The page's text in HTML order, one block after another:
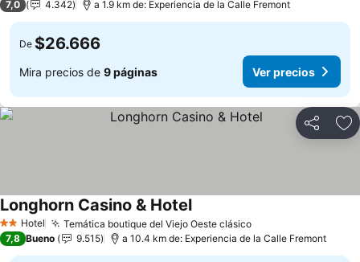
7,0 4.342 a 1.9 km de: Experiencia de la Calle Fremont
De $26.666
Mira precios de 9 páginas Ver precios
Compartir
2 Estrellas
Hotel Temática boutique del Viejo Oeste clásicoVer precios
Longhorn Casino & HotelVer precios
7,8 Bueno 9.515 a 10.4 km de: Experiencia de la Calle Fremont